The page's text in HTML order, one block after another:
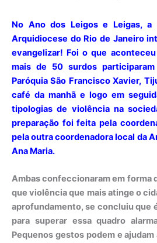
No Ano dos Leigos e Leigas, a
Arquidiocese do Rio de Janeiro
evangelizar! Foi o que
mais de 50 surdos
Paróquia São Francisco Xavier,
café da manhã e logo em
tipologias de violência na
preparação foi feita pela
pela outra coordenadora local da
Ana Maria.
Ambas confeccionaram em forma
que violência que mais atinge o
aprofundamento, se concluiu que
para superar essa quadro
Pequenos gestos podem e